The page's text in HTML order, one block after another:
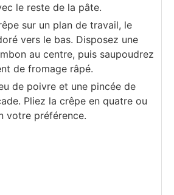
le reste de la pâte.
sur un plan de travail, le
vers le bas. Disposez une
au centre, puis saupoudrez
de fromage râpé.
de poivre et une pincée de
Pliez la crêpe en quatre ou
votre préférence.